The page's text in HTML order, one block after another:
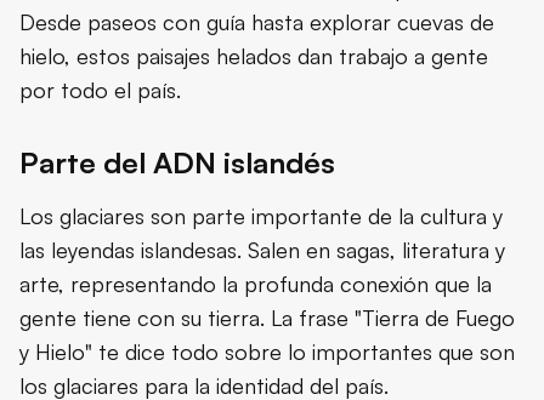
Desde paseos con guía hasta explorar cuevas de
hielo, estos paisajes helados dan trabajo a gente
por todo el país.
Parte del ADN islandés
Los glaciares son parte importante de la cultura y
las leyendas islandesas. Salen en sagas, literatura y
arte, representando la profunda conexión que la
gente tiene con su tierra. La frase "Tierra de Fuego
y Hielo" te dice todo sobre lo importantes que son
los glaciares para la identidad del país.